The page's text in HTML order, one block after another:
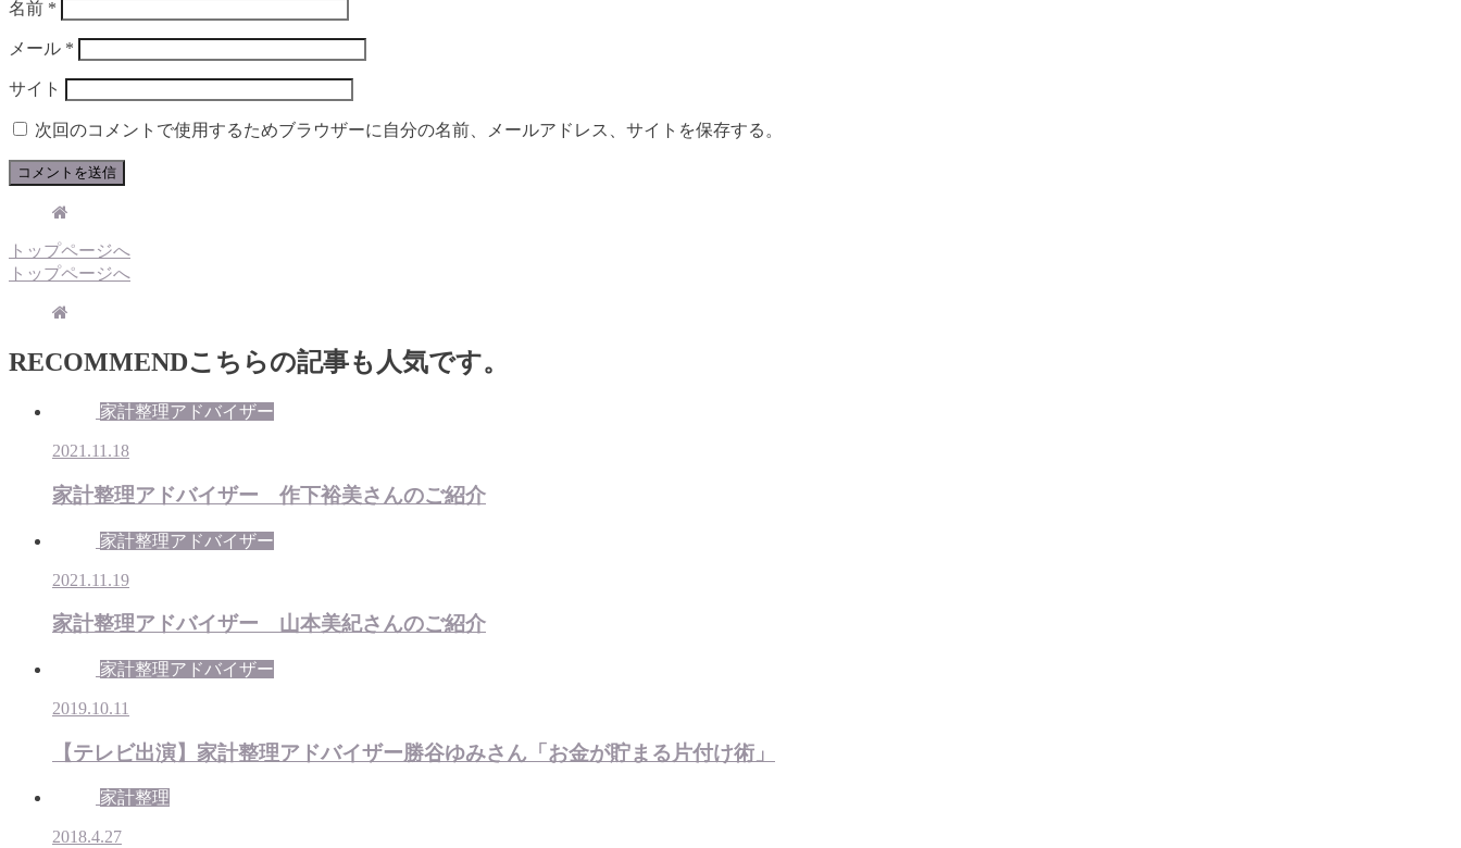
名前 *
メール *
サイト
次回のコメントで使用するためブラウザーに自分の名前、メールアドレス、サイトを保存する。
トップページへ
トップページへ
RECOMMENDこちらの記事も人気です。
家計整理アドバイザー
2021.11.18
家計整理アドバイザー 作下裕美さんのご紹介
家計整理アドバイザー
2021.11.19
家計整理アドバイザー 山本美紀さんのご紹介
家計整理アドバイザー
2019.10.11
【テレビ出演】家計整理アドバイザー勝谷ゆみさん「お金が貯まる片付け術」
家計整理
2018.4.27